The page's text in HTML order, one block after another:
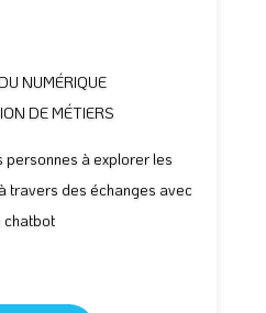
NUMÉRIQUE
DE MÉTIERS
personnes à explorer les
travers des échanges avec
chatbot